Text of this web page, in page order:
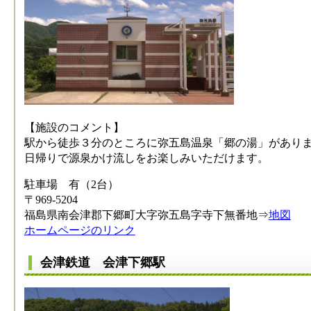
【施設のコメント】
駅から徒歩３分のところに弥五島温泉「郷の湯」があり
日帰りで源泉かけ流しをお楽しみいただけます。
駐車場 有（2台）
〒969-5204
福島県南会津郡下郷町大字弥五島字寺下無番地⇒地図
ホームページのリンク
会津鉄道 会津下郷駅